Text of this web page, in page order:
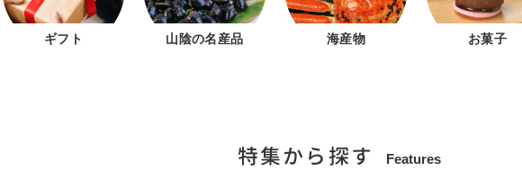
ギフト 山陰の名産品 海産物 お菓子
特集から探す Features